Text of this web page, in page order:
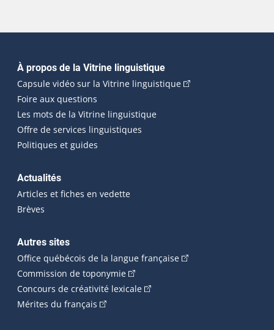
Navigation principale
À propos de la Vitrine linguistique
Capsule vidéo sur la Vitrine linguistique(Cet hyperlien
Foire aux questions
Les mots de la Vitrine linguistique
Offre de services linguistiques
Politiques et guides
Actualités
Articles et fiches en vedette
Brèves
Autres sites
Office québécois de la langue française(Cet hyperlien
Commission de toponymie(Cet hyperlien externe s'ouvrira
Concours de créativité lexicale(Cet hyperlien externe
Mérites du français (Cet hyperlien externe s'ouvrira dans une